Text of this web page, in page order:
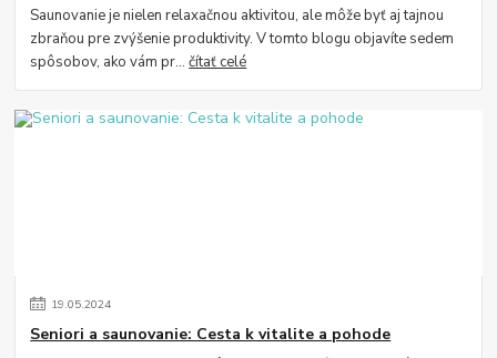
Saunovanie je nielen relaxačnou aktivitou, ale môže byť aj tajnou
zbraňou pre zvýšenie produktivity. V tomto blogu objavíte sedem
spôsobov, ako vám pr...čítať celé
19.05.2024
Seniori a saunovanie: Cesta k vitalite a pohode